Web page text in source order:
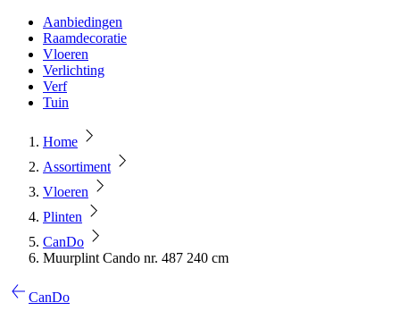
Aanbiedingen
Raamdecoratie
Vloeren
Verlichting
Verf
Tuin
Home
Assortiment
Vloeren
Plinten
CanDo
Muurplint Cando nr. 487 240 cm
CanDo